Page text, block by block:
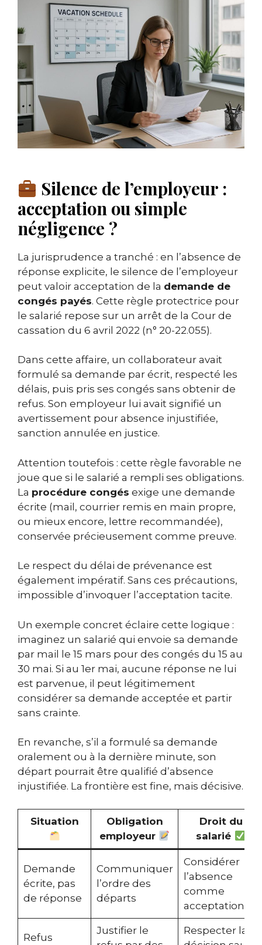
Silence de l’employeur :
acceptation ou simple
négligence ?
La jurisprudence a tranché : en l’absence de
réponse explicite, le silence de l’employeur
peut valoir acceptation de la demande de
congés payés. Cette règle protectrice pour
le salarié repose sur un arrêt de la Cour de
cassation du 6 avril 2022 (n° 20-22.055).
Dans cette affaire, un collaborateur avait
formulé sa demande par écrit, respecté les
délais, puis pris ses congés sans obtenir de
refus. Son employeur lui avait signifié un
avertissement pour absence injustifiée,
sanction annulée en justice.
Attention toutefois : cette règle favorable ne
joue que si le salarié a rempli ses obligations.
La procédure congés exige une demande
écrite (mail, courrier remis en main propre,
ou mieux encore, lettre recommandée),
conservée précieusement comme preuve.
Le respect du délai de prévenance est
également impératif. Sans ces précautions,
impossible d’invoquer l’acceptation tacite.
Un exemple concret éclaire cette logique :
imaginez un salarié qui envoie sa demande
par mail le 15 mars pour des congés du 15 au
30 mai. Si au 1er mai, aucune réponse ne lui
est parvenue, il peut légitimement
considérer sa demande acceptée et partir
sans crainte.
En revanche, s’il a formulé sa demande
oralement ou à la dernière minute, son
départ pourrait être qualifié d’absence
injustifiée. La frontière est fine, mais décisive.
Situation
Obligation
employeur
Droit du
salarié
Demande
écrite, pas
de réponse
Communiquer
l’ordre des
départs
Considérer
l’absence
comme
acceptation
Refus
Justifier le
Respecter la